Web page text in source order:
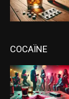
COCAÏNE